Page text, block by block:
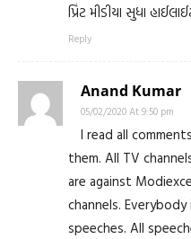
પ્રિંટ મીડીયા સુધા
Reply
Anand Kumar
05/02/2020 At 9:50 pm
I read all
them. All TV
are against
channels.
speeches. All